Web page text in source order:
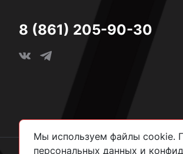
8 (861) 205-90-30
Мы используем файлы cookie.
персональных данных и